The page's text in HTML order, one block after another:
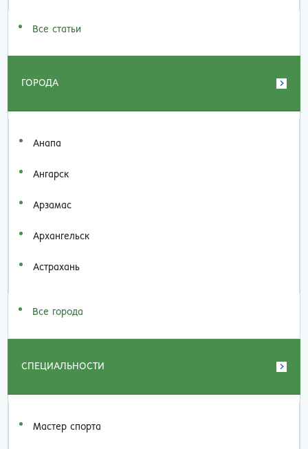
Все статьи
ГОРОДА
Анапа
Ангарск
Арзамас
Архангельск
Астрахань
Все города
СПЕЦИАЛЬНОСТИ
Мастер спорта